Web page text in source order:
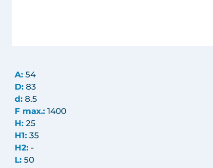
A: 54
D: 83
d: 8.5
F max.: 1400
H: 25
H1: 35
H2: -
L: 50